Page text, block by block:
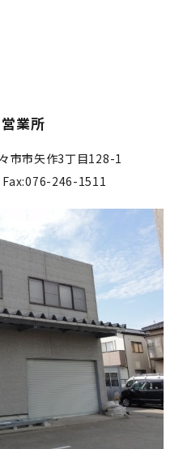
業所
市市矢作3丁目128-1
Fax:076-246-1511